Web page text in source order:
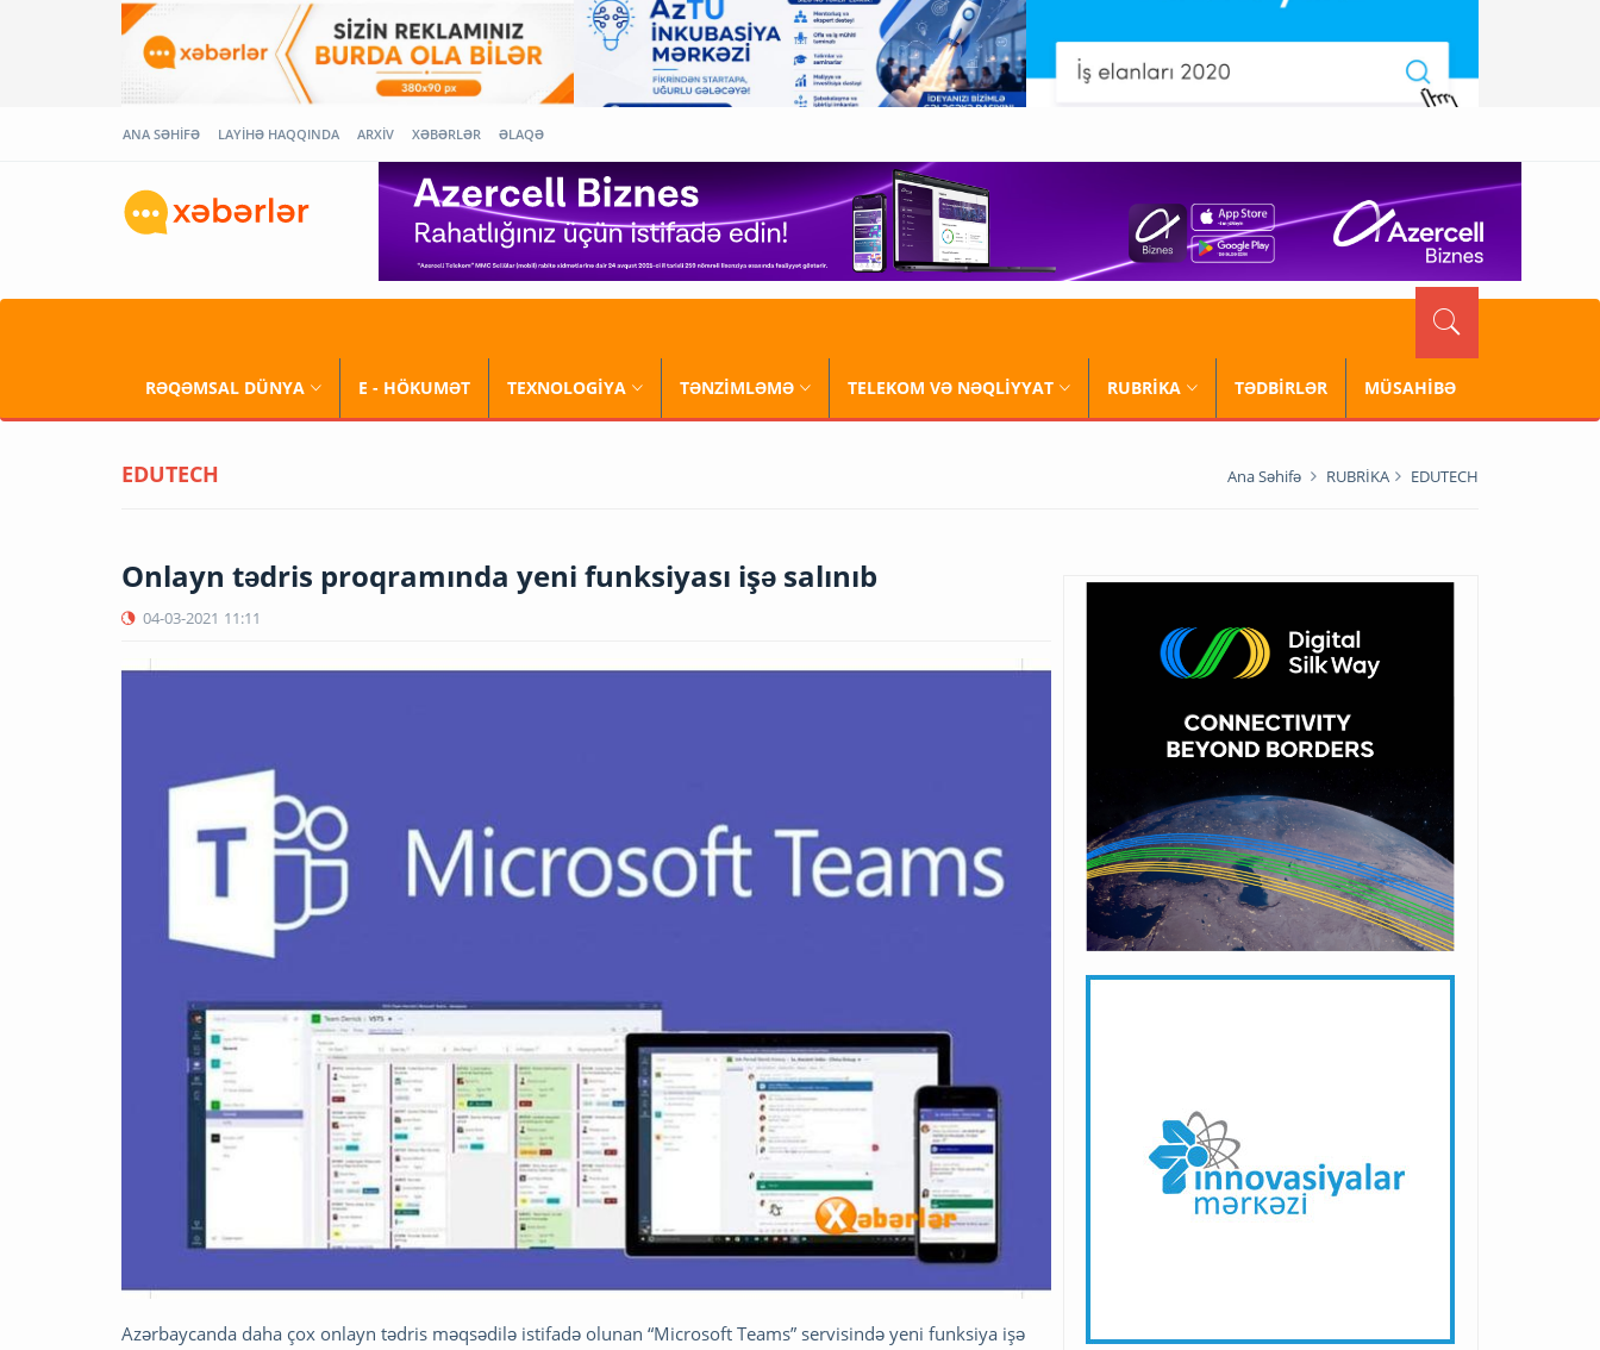
ANA SƏHİFƏ LAYİHƏ HAQQINDA ARXİV XƏBƏRLƏR ƏLAQƏ
RƏQƏMSAL DÜNYA E - HÖKUMƏT TEXNOLOGİYA TƏNZİMLƏMƏ TELEKOM VƏ NƏQLİYYAT RUBRİKA TƏDBİRLƏR MÜSAHİBƏ
EDUTECH Ana Səhifə RUBRİKA EDUTECH
Onlayn tədris proqramında yeni funksiyası işə salınıb
04-03-2021 11:11
Azərbaycanda daha çox onlayn tədris məqsədilə istifadə olunan “Microsoft Teams” servisində yeni funksiya işə